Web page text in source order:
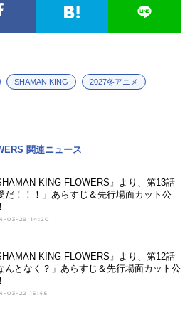
SHAMAN KING 2027冬アニメ
関連ニュース
KING FLOWERS』より、第13話
だ！！！」あらすじ＆先行場面カット公
03-29 14:20
KING FLOWERS』より、第12話
んとなく？」あらすじ＆先行場面カット公
03-22 15:45